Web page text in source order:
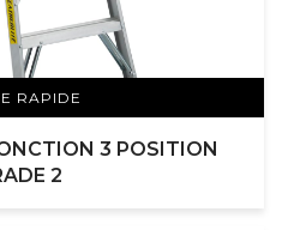
RAPIDE
3 POSITION
2